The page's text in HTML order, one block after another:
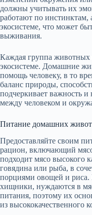
должны учитывать их
работают по инстинктам,
экосистеме, что может
выживания.
Каждая группа животных
экосистеме. Домашние
помощь человеку, в то
баланс природы,
подчеркивает важность и
между человеком и
Питание домашних
Предоставляйте своим
рацион, включающий
подходит мясо высокого
говядина или рыба, в
порциями овощей и
хищники, нуждаются в
питания, поэтому их
из высококачественного